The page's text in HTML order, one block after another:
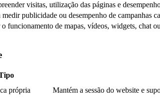
visitas, utilização das páginas e
publicidade ou desempenho de campanhas
funcionamento de mapas, vídeos, widgets, chat
própria Mantém a sessão do website e